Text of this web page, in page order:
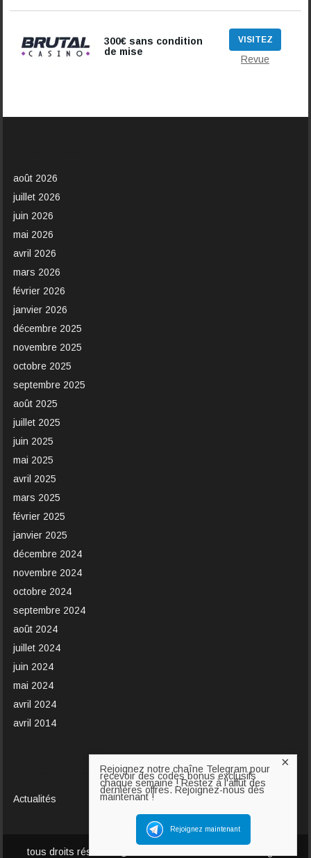
300€ sans condition
de mise
VISITEZ
Revue
août 2026
juillet 2026
juin 2026
mai 2026
avril 2026
mars 2026
février 2026
janvier 2026
décembre 2025
novembre 2025
octobre 2025
septembre 2025
août 2025
juillet 2025
juin 2025
mai 2025
avril 2025
mars 2025
février 2025
janvier 2025
décembre 2024
novembre 2024
octobre 2024
septembre 2024
août 2024
juillet 2024
juin 2024
mai 2024
avril 2024
avril 2014
Actualités
tous droits réservés @ 2014-2024 Casino Gratuit en ligne
Rejoignez notre chaîne Telegram pour
recevoir des codes bonus exclusifs
chaque semaine ! Restez à l'affût des
dernières offres. Rejoignez-nous dès
maintenant !
Rejoignez maintenant
×